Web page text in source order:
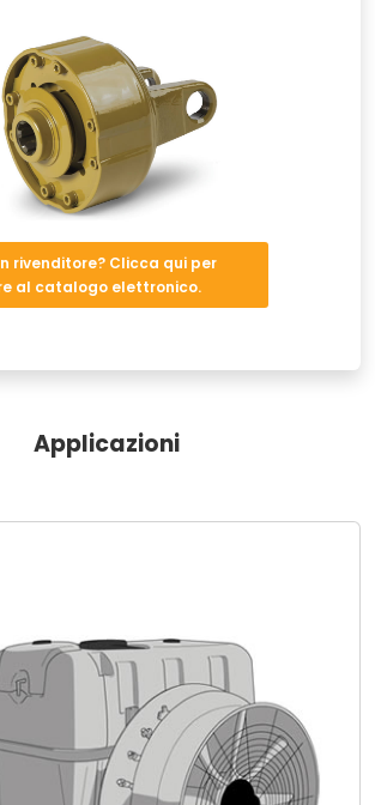
rivenditore? Clicca qui per
al catalogo elettronico.
Applicazioni